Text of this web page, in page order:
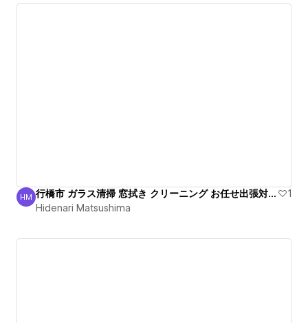
Hidenari Matsushima
HM 行橋市 ガラス清掃 窓拭き クリーニング お任せ出張対応！
1
Hidenari Matsushima